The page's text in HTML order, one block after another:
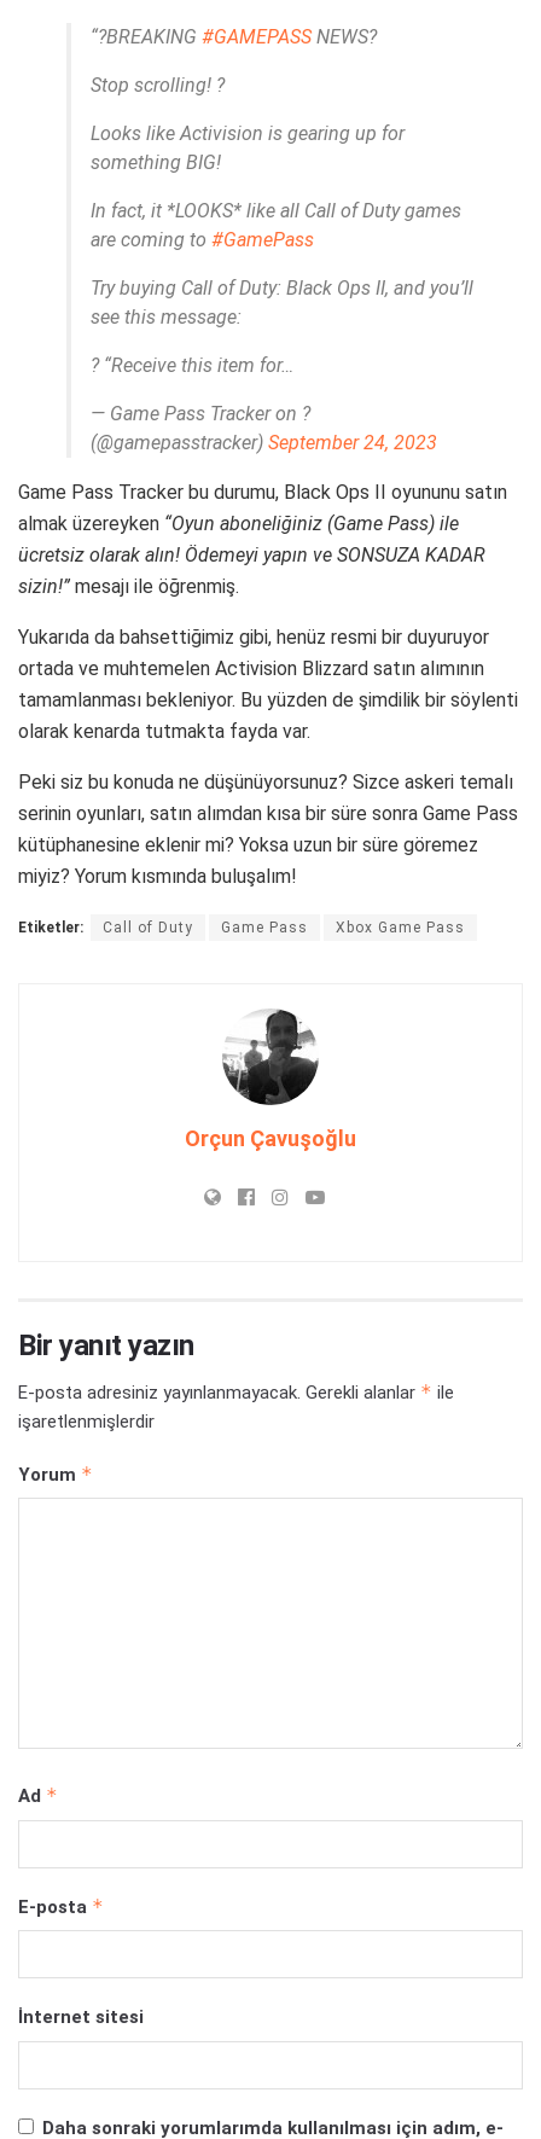
“?BREAKING #GAMEPASSNEWS?
Stop scrolling! ?
Looks like Activision is gearing up for
something BIG!
In fact, it *LOOKS* like all Call of Duty games
are coming to #GamePass
Try buying Call of Duty: Black Ops II, and you’ll
see this message:
? “Receive this item for…
— Game Pass Tracker on ?
(@gamepasstracker) September 24, 2023
Game Pass Tracker bu durumu, Black Ops II oyununu satın
almak üzereyken “Oyun aboneliğiniz (Game Pass) ile
ücretsiz olarak alın! Ödemeyi yapın ve SONSUZA KADAR
sizin!” mesajı ile öğrenmiş.
Yukarıda da bahsettiğimiz gibi, henüz resmi bir duyuruyor
ortada ve muhtemelen Activision Blizzard satın alımının
tamamlanması bekleniyor. Bu yüzden de şimdilik bir söylenti
olarak kenarda tutmakta fayda var.
Peki siz bu konuda ne düşünüyorsunuz? Sizce askeri temalı
serinin oyunları, satın alımdan kısa bir süre sonra Game Pass
kütüphanesine eklenir mi? Yoksa uzun bir süre göremez
miyiz? Yorum kısmında buluşalım!
Etiketler: Call of Duty Game Pass Xbox Game Pass
Orçun Çavuşoğlu
Bir yanıt yazın
E-posta adresiniz yayınlanmayacak. Gerekli alanlar * ile
işaretlenmişlerdir
Yorum *
Ad *
E-posta *
İnternet sitesi
Daha sonraki yorumlarımda kullanılması için adım, e-